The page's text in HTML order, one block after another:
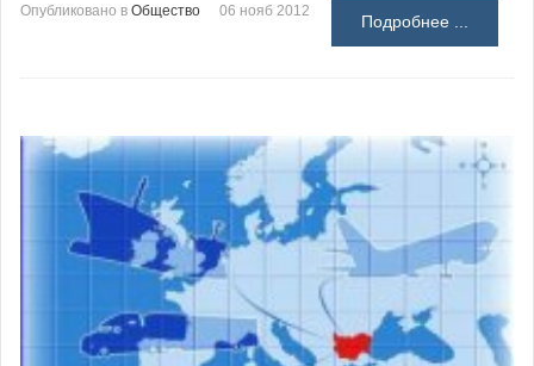
Опубликовано в Общество 06 нояб 2012
Подробнее ...